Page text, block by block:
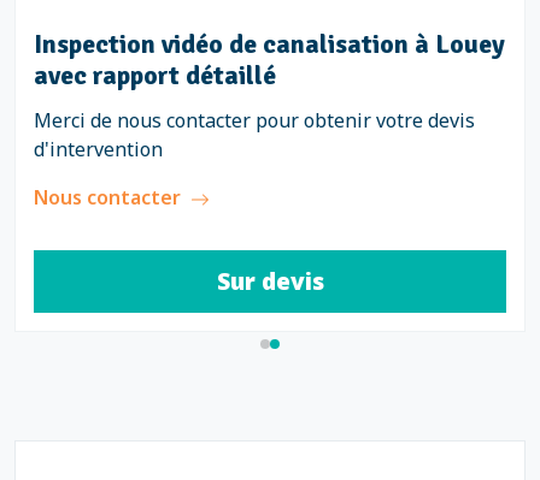
Inspection vidéo de canalisation à Louey
avec rapport détaillé
Merci de nous contacter pour obtenir votre devis
d'intervention
Nous contacter
Sur devis